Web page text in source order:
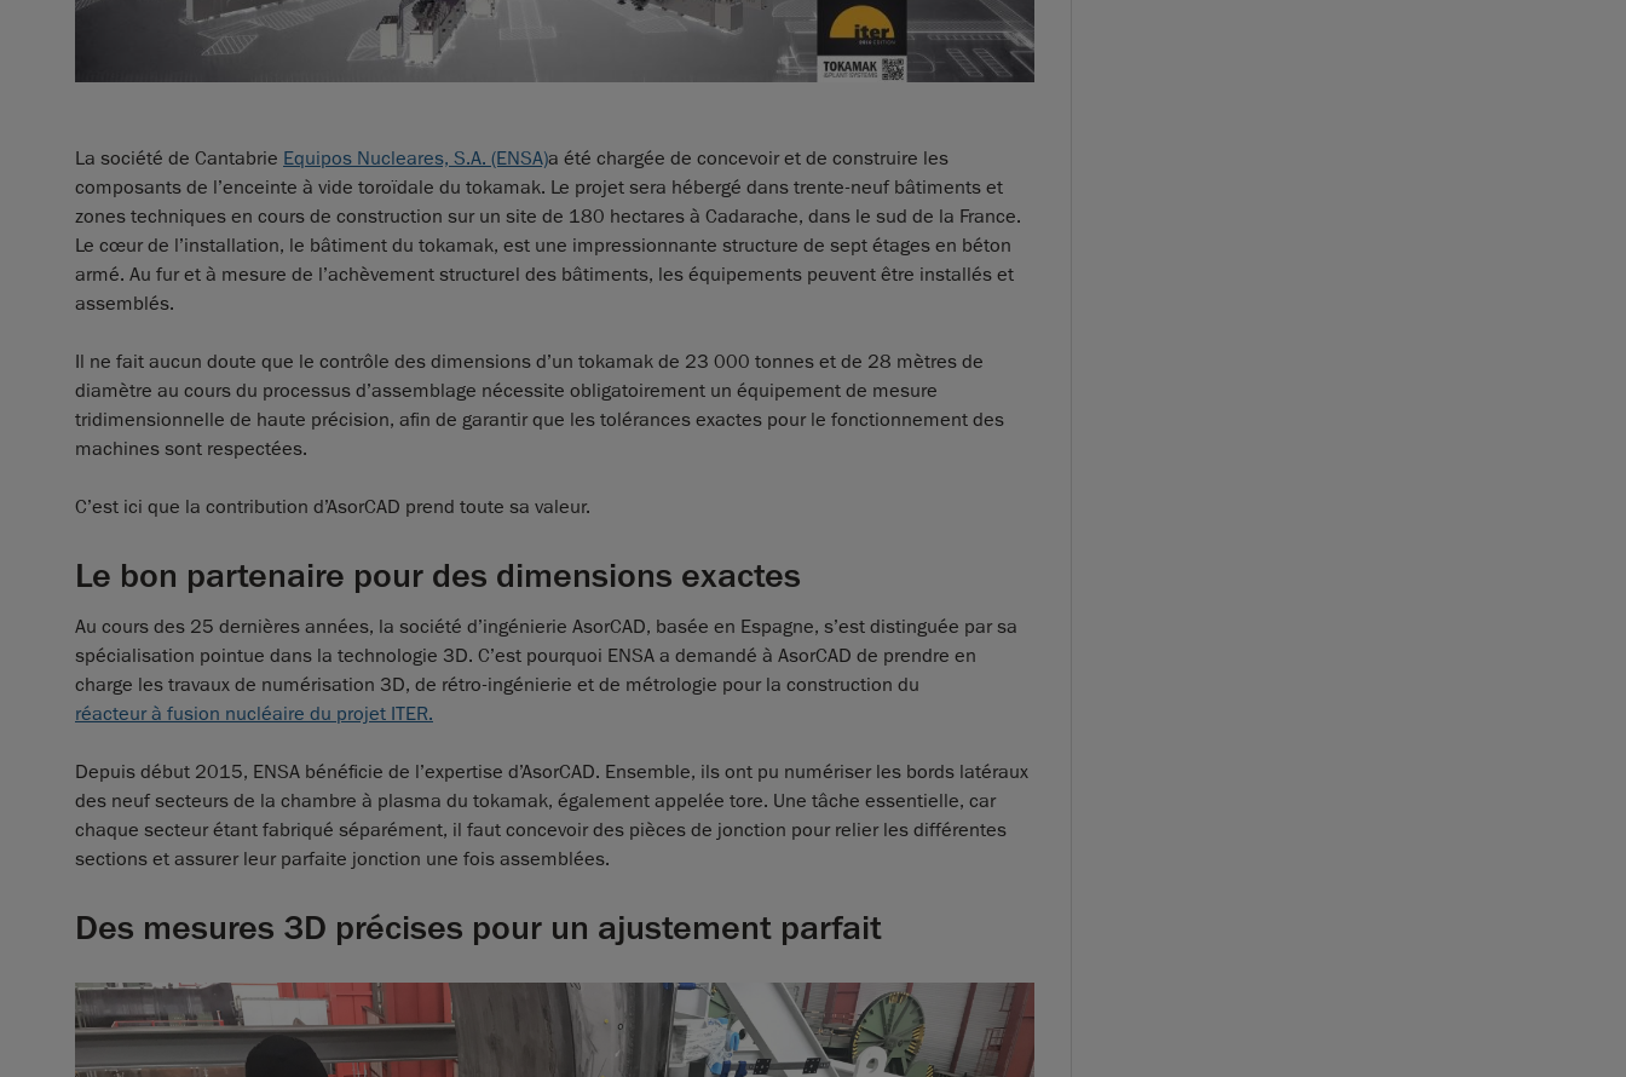
La société de Cantabrie Equipos Nucleares, S.A. (ENSA)a été chargée de concevoir et de construire les
composants de l’enceinte à vide toroïdale du tokamak. Le projet sera hébergé dans trente-neuf bâtiments et
zones techniques en cours de construction sur un site de 180 hectares à Cadarache, dans le sud de la France.
Le cœur de l’installation, le bâtiment du tokamak, est une impressionnante structure de sept étages en béton
armé. Au fur et à mesure de l’achèvement structurel des bâtiments, les équipements peuvent être installés et
assemblés.
Il ne fait aucun doute que le contrôle des dimensions d’un tokamak de 23 000 tonnes et de 28 mètres de
diamètre au cours du processus d’assemblage nécessite obligatoirement un équipement de mesure
tridimensionnelle de haute précision, afin de garantir que les tolérances exactes pour le fonctionnement des
machines sont respectées.
C’est ici que la contribution d’AsorCAD prend toute sa valeur.
Le bon partenaire pour des dimensions exactes
Au cours des 25 dernières années, la société d’ingénierie AsorCAD, basée en Espagne, s’est distinguée par sa
spécialisation pointue dans la technologie 3D. C’est pourquoi ENSA a demandé à AsorCAD de prendre en
charge les travaux de numérisation 3D, de rétro-ingénierie et de métrologie pour la construction du
réacteur à fusion nucléaire du projet ITER.
Depuis début 2015, ENSA bénéficie de l’expertise d’AsorCAD. Ensemble, ils ont pu numériser les bords latéraux
des neuf secteurs de la chambre à plasma du tokamak, également appelée tore. Une tâche essentielle, car
chaque secteur étant fabriqué séparément, il faut concevoir des pièces de jonction pour relier les différentes
sections et assurer leur parfaite jonction une fois assemblées.
Des mesures 3D précises pour un ajustement parfait